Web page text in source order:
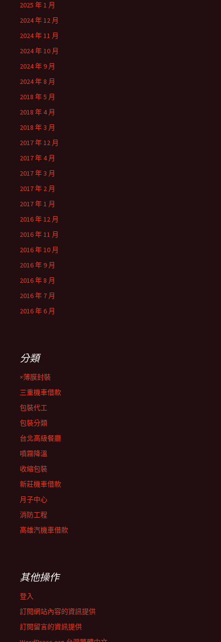
2025 年 1 月
2024 年 12 月
2024 年 11 月
2024 年 10 月
2024 年 9 月
2024 年 8 月
2018 年 5 月
2018 年 4 月
2018 年 3 月
2017 年 12 月
2017 年 4 月
2017 年 3 月
2017 年 2 月
2017 年 1 月
2016 年 12 月
2016 年 11 月
2016 年 10 月
2016 年 9 月
2016 年 8 月
2016 年 7 月
2016 年 6 月
分類
×薄膜封裝
三重機車借款
包裝代工
包裝分類
台北高級餐廳
噴霧降溫
收縮包裝
新莊機車借款
月子中心
消防工程
高雄汽機車借款
其他操作
登入
訂閱網站內容的資訊提供
訂閱留言的資訊提供